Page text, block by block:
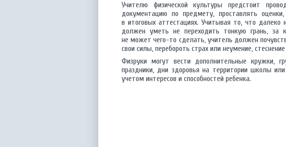
Учителю физической культуры предстоит
документацию по предмету, проставлять
в итоговых аттестациях. Учитывая то, что далеко
должен уметь не переходить тонкую грань, за
не может чего-то сделать, учитель должен
свои силы, перебороть страх или неумение,
Физруки могут вести дополнительные кружки,
праздники, дни здоровья на территории школы
учетом интересов и способностей ребенка.